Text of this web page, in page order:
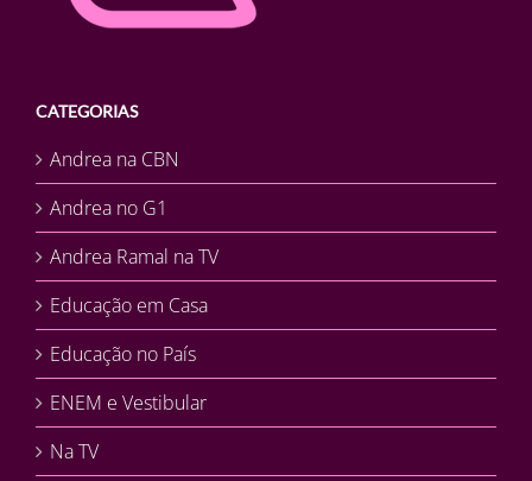
CATEGORIAS
Andrea na CBN
Andrea no G1
Andrea Ramal na TV
Educação em Casa
Educação no País
ENEM e Vestibular
Na TV